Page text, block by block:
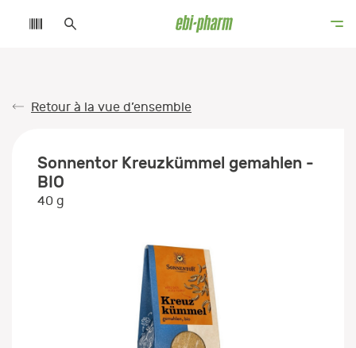
Retour à la vue d’ensemble
Sonnentor Kreuzkümmel gemahlen -
BIO
40 g